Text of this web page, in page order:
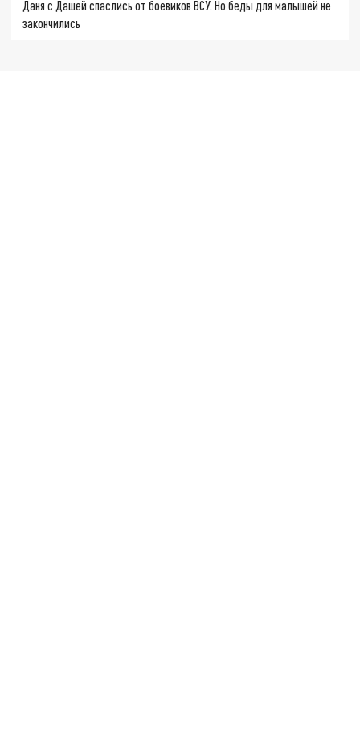
Даня с Дашей спаслись от боевиков ВСУ. Но беды для малышей не
закончились